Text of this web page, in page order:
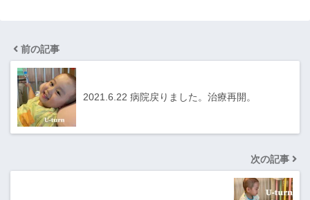
前の記事
2021.6.22 病院戻りました。治療再開。
次の記事